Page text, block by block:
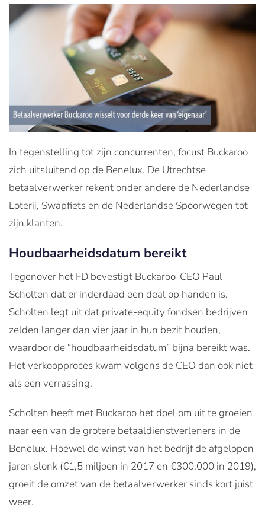
In tegenstelling tot zijn concurrenten, focust Buckaroo
zich uitsluitend op de Benelux. De Utrechtse
betaalverwerker rekent onder andere de Nederlandse
Loterij, Swapfiets en de Nederlandse Spoorwegen tot
zijn klanten.
Houdbaarheidsdatum bereikt
Tegenover het FD bevestigt Buckaroo-CEO Paul
Scholten dat er inderdaad een deal op handen is.
Scholten legt uit dat private-equity fondsen bedrijven
zelden langer dan vier jaar in hun bezit houden,
waardoor de “houdbaarheidsdatum” bijna bereikt was.
Het verkoopproces kwam volgens de CEO dan ook niet
als een verrassing.
Scholten heeft met Buckaroo het doel om uit te groeien
naar een van de grotere betaaldienstverleners in de
Benelux. Hoewel de winst van het bedrijf de afgelopen
jaren slonk (€1,5 miljoen in 2017 en €300.000 in 2019),
groeit de omzet van de betaalverwerker sinds kort juist
weer.